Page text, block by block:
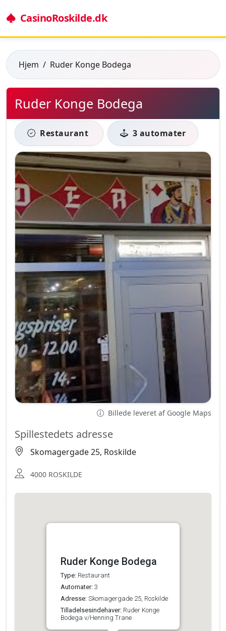
CasinoRoskilde.dk
Hjem Ruder Konge Bodega
Ruder Konge Bodega
Restaurant 3 automater
Billede leveret af Google Maps
Spillestedets adresse
Skomagergade 25, Roskilde
4000 ROSKILDE
Ruder Konge Bodega
Type: Restaurant
Automater: 3
Adresse: Skomagergade 25, Roskilde
Tilladelsesindehaver: Ruder Konge
Bodega v/Henning Trane